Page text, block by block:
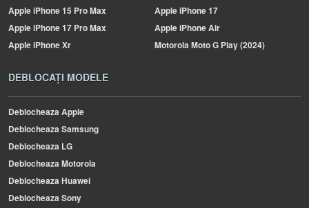
AppleiPhone 15 Pro Max AppleiPhone 17
AppleiPhone 17 Pro Max AppleiPhone Air
AppleiPhone Xr MotorolaMoto G Play (2024)
DEBLOCAȚI MODELE
Deblocheaza Apple
Deblocheaza Samsung
Deblocheaza LG
Deblocheaza Motorola
Deblocheaza Huawei
Deblocheaza Sony